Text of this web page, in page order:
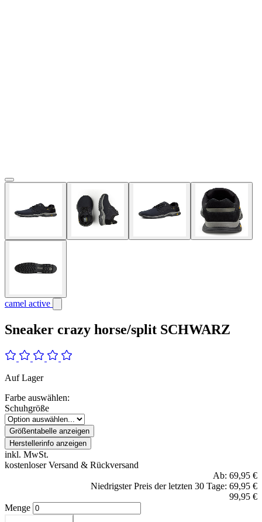
camel active
Sneaker crazy horse/split SCHWARZ
Auf Lager
Farbe auswählen:
Schuhgröße
Größentabelle anzeigen
Herstellerinfo anzeigen
inkl. MwSt.
kostenloser Versand & Rückversand
Ab: 69,95 €
Niedrigster Preis der letzten 30 Tage: 69,95 €
99,95 €
Menge